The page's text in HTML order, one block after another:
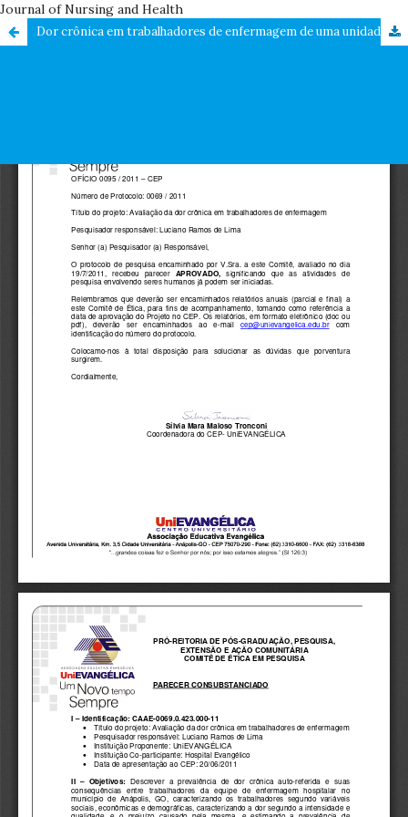
Journal of Nursing and Health
Dor crônica em trabalhadores de enfermagem de uma unidade de terapia intensiva